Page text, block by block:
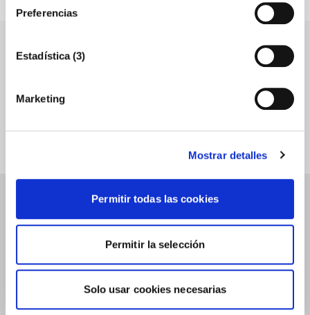
Preferencias
Estadística (3)
Marketing
Mostrar detalles
Permitir todas las cookies
Permitir la selección
Solo usar cookies necesarias
Accede a los Webinars
Tecnologías